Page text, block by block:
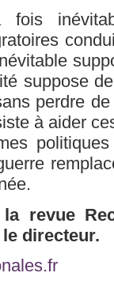
suppose
perdre
à aider
revue
directeur.